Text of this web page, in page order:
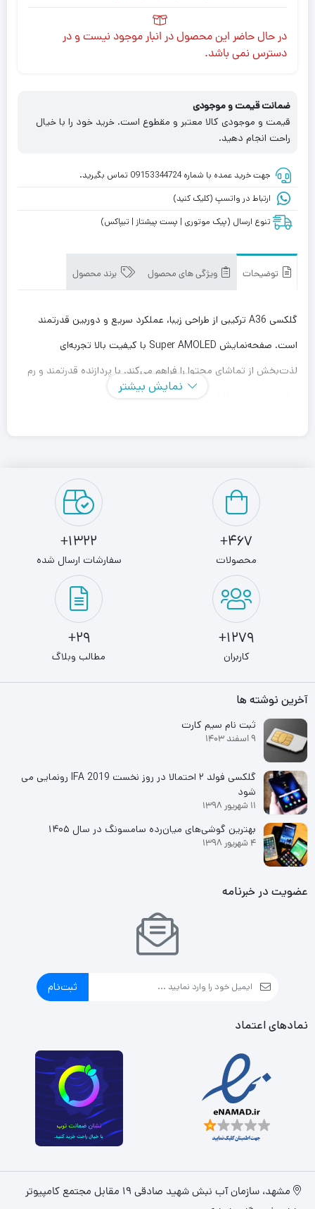
در حال حاضر این محصول در انبار موجود نیست و در
دسترس نمی باشد.
ضمانت قیمت و موجودی
قیمت و موجودی کالا معتبر و مقطوع است. خرید خود را با خیال
راحت انجام دهید.
جهت خرید عمده با شماره 09153344724 تماس بگیرید.
ارتباط در واتسپ (کلیک کنید)
تنوع ارسال (پیک موتوری | پست پیشتاز | تیپاکس)
توضیحات ویژگی های محصول برند محصول
گلکسی A36 ترکیبی از طراحی زیبا، عملکرد سریع و دوربین قدرتمند
است. صفحه‌نمایش Super AMOLED با کیفیت بالا تجربه‌ای
لذت‌بخش از تماشای محتوا را فراهم می‌کند. با پردازنده قدرتمند و رم
مناسب، اجرای نرم‌افزارها و بازی‌ها بدون لگ انجام می‌شود. دوربین
کاربردی آن است. گزینه‌ای مناسب برای کاربرانی که به دنبال گوشی
خوش‌قیمت و باکیفیت هستند.
نمایش بیشتر
467+
محصولات
1322+
سفارشات ارسال شده
1279+
کاربران
29+
مطالب وبلاگ
آخرین نوشته ها
ثبت نام سیم کارت
9 اسفند 1403
گلکسی فولد ۲ احتمالا در روز نخست IFA 2019 رونمایی می
شود
11 شهریور 1398
بهترین گوشی‌های میان‌رده سامسونگ در سال ۱۴۰۵
4 شهریور 1398
عضویت در خبرنامه
ثبت‌نام
نمادهای اعتماد
مشهد، سازمان آب نبش شهید صادقی 19 مقابل مجتمع کامپیوتر